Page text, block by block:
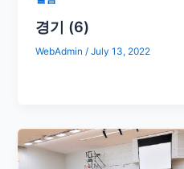
경기 (6)
WebAdmin /July 13, 2022